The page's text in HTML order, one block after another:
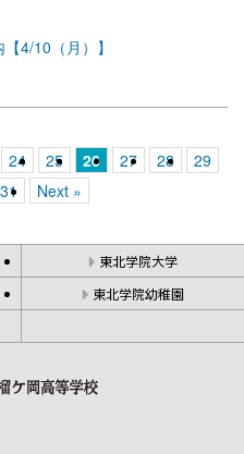
4/10（月）】
24 25 26 27 28
29
31 Next »
東北学院大学
東北学院幼稚園